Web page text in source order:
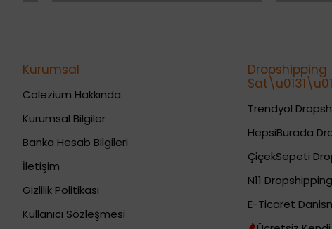
Kurumsal
Colezium Hakkında
Kurumsal Bilgiler
Banka Hesab Bilgileri
İletişim
Gizlilik Politikası
Kullanıcı Sözleşmesi
Dropshipping
Trendyol
HepsiBurada
ÇiçekSepeti
N11
E-Ticaret